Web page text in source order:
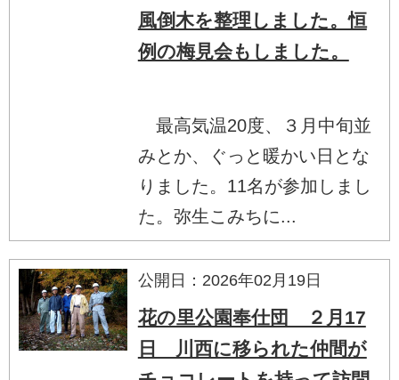
風倒木を整理しました。恒
例の梅見会もしました。
最高気温20度、３月中旬並
みとか、ぐっと暖かい日とな
りました。11名が参加しまし
た。弥生こみちに...
公開日：2026年02月19日
花の里公園奉仕団 ２月17
日 川西に移られた仲間が